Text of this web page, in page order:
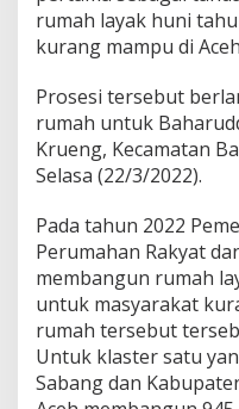
n
g
a
n
R
u
h
D
u
a
f
a
2
0
rumah layak huni
kurang mampu di
Prosesi tersebut
rumah untuk
Krueng, Kecamatan
Selasa (22/3/2022).
Pada tahun 2022
Perumahan Rakyat
membangun rumah
untuk masyarakat
rumah tersebut
Untuk klaster satu
Sabang dan